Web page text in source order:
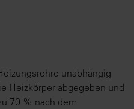
unabhängig
Heizkörper abgegeben und
70 % nach dem